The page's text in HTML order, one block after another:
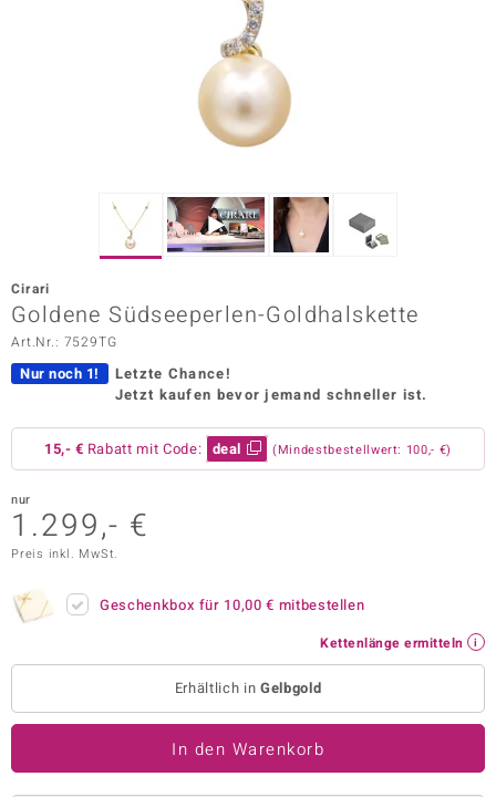
Vogue
Paraíso
Collection
BY DE MELO
Cirari
Goldene Südseeperlen-Goldhalskette
Art.Nr.: 7529TG
Nur noch 1!
Letzte Chance!
Jetzt kaufen bevor jemand schneller ist.
15,- € Rabatt mit Code: deal (Mindestbestellwert: 100,- €)
nur
1.299,- €
Preis inkl. MwSt.
Geschenkbox für 10,00 € mitbestellen
Kettenlänge ermitteln
Erhältlich in Gelbgold
In den Warenkorb